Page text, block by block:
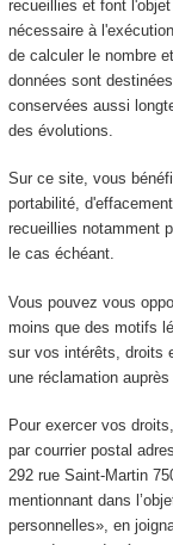
recueillies et font
nécessaire à
de calculer le nombre
données sont
conservées aussi
des évolutions.
Sur ce site, vous
portabilité,
recueillies notamment
le cas échéant.
Vous pouvez vous
moins que des motifs
sur vos intérêts, droits
une réclamation auprès
Pour exercer vos
par courrier postal
292 rue Saint-Martin
mentionnant dans
personnelles», en